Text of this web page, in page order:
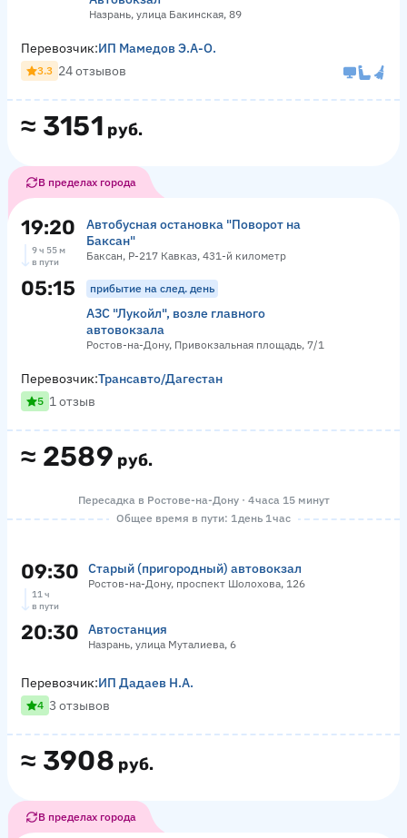
Назрань, улица Бакинская, 89
≈ 3151 руб.
Перевозчик:ИП Мамедов Э.А-О.
3.3 24 отзывов
В пределах города
19:20
Автобусная остановка "Поворот на
Баксан"
Баксан, Р-217 Кавказ, 431-й километр
9 ч 55 м
в пути
05:15 прибытие на след. день
АЗС "Лукойл", возле главного
автовокзала
Ростов-на-Дону, Привокзальная площадь, 7/1
≈ 2589 руб.
Перевозчик:Трансавто/Дагестан
5 1 отзыв
Пересадка в Ростове-на-Дону · 4 часа 15 минут
Общее время в пути: 1 день 1 час
09:30 Старый (пригородный) автовокзал
Ростов-на-Дону, проспект Шолохова, 126
11 ч
в пути
20:30 Автостанция
Назрань, улица Муталиева, 6
≈ 3908 руб.
Перевозчик:ИП Дадаев Н.А.
4 3 отзывов
В пределах города